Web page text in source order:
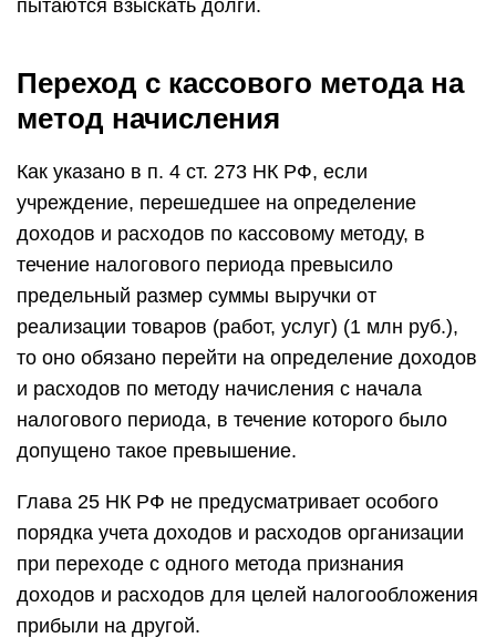
пытаются взыскать долги.
Переход с кассового метода на
метод начисления
Как указано в п. 4 ст. 273 НК РФ, если
учреждение, перешедшее на определение
доходов и расходов по кассовому методу, в
течение налогового периода превысило
предельный размер суммы выручки от
реализации товаров (работ, услуг) (1 млн руб.),
то оно обязано перейти на определение доходов
и расходов по методу начисления с начала
налогового периода, в течение которого было
допущено такое превышение.
Глава 25 НК РФ не предусматривает особого
порядка учета доходов и расходов организации
при переходе с одного метода признания
доходов и расходов для целей налогообложения
прибыли на другой.